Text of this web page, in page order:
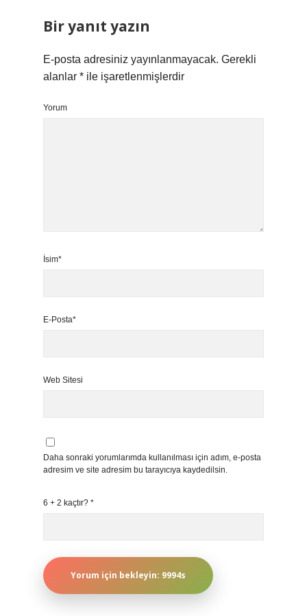
Bir yanıt yazın
E-posta adresiniz yayınlanmayacak. Gerekli
alanlar * ile işaretlenmişlerdir
Yorum
İsim*
E-Posta*
Web Sitesi
Daha sonraki yorumlarımda kullanılması için adım, e-posta
adresim ve site adresim bu tarayıcıya kaydedilsin.
6 + 2 kaçtır? *